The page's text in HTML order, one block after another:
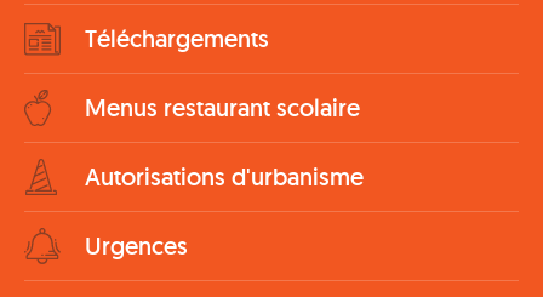
Téléchargements
Menus restaurant scolaire
Autorisations d'urbanisme
Urgences